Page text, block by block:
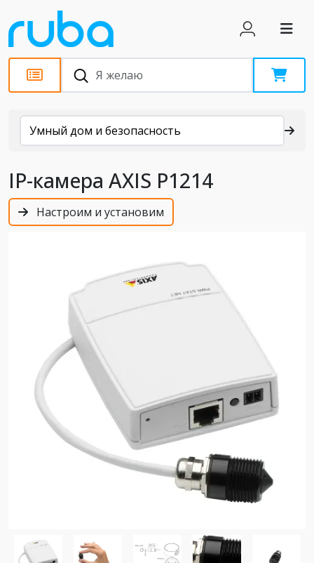
Каталог
Умный дом и безопасность
IP-камера AXIS P1214
Настроим и установим